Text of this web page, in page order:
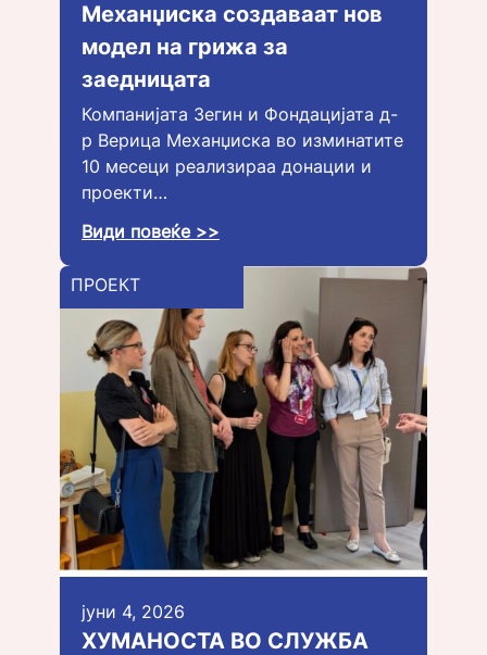
Механџиска создаваат нов
модел на грижа за
заедницата
Компанијата Зегин и Фондацијата д-
р Верица Механџиска во изминатите
10 месеци реализираа донации и
проекти…
Види повеќе >>
ПРОЕКТ
јуни 4, 2026
ХУМАНОСТА ВО СЛУЖБА